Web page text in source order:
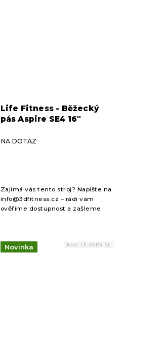
Life Fitness - Běžecký
pás Aspire SE4 16"
NA DOTAZ
Zajímá vás tento stroj? Napište na
info@3dfitness.cz – rádi vám
ověříme dostupnost a zašleme
Novinka Kód: LF-ASPX-SL